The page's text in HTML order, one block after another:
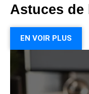
Astuces de
EN VOIR PLUS